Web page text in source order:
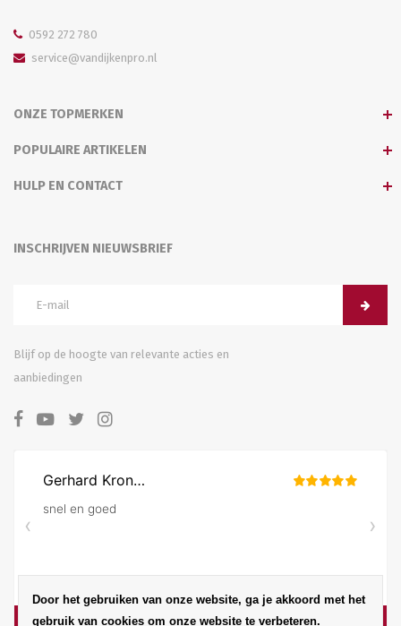
0592 272 780
service@vandijkenpro.nl
ONZE TOPMERKEN
POPULAIRE ARTIKELEN
HULP EN CONTACT
INSCHRIJVEN NIEUWSBRIEF
Blijf op de hoogte van relevante acties en
aanbiedingen
Door het gebruiken van onze website, ga je akkoord met het
gebruik van cookies om onze website te verbeteren.